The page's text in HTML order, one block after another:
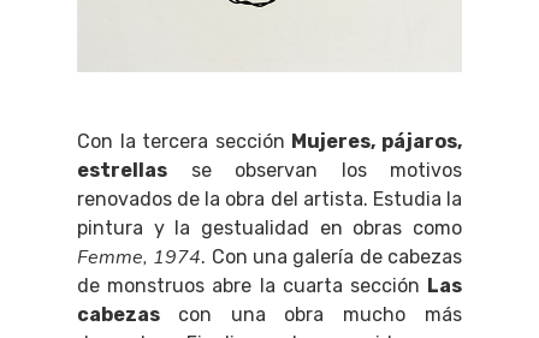
Con la tercera sección Mujeres, pájaros,
estrellas se observan los motivos
renovados de la obra del artista. Estudia la
pintura y la gestualidad en obras como
Femme, 1974. Con una galería de cabezas
de monstruos abre la cuarta sección Las
cabezas con una obra mucho más